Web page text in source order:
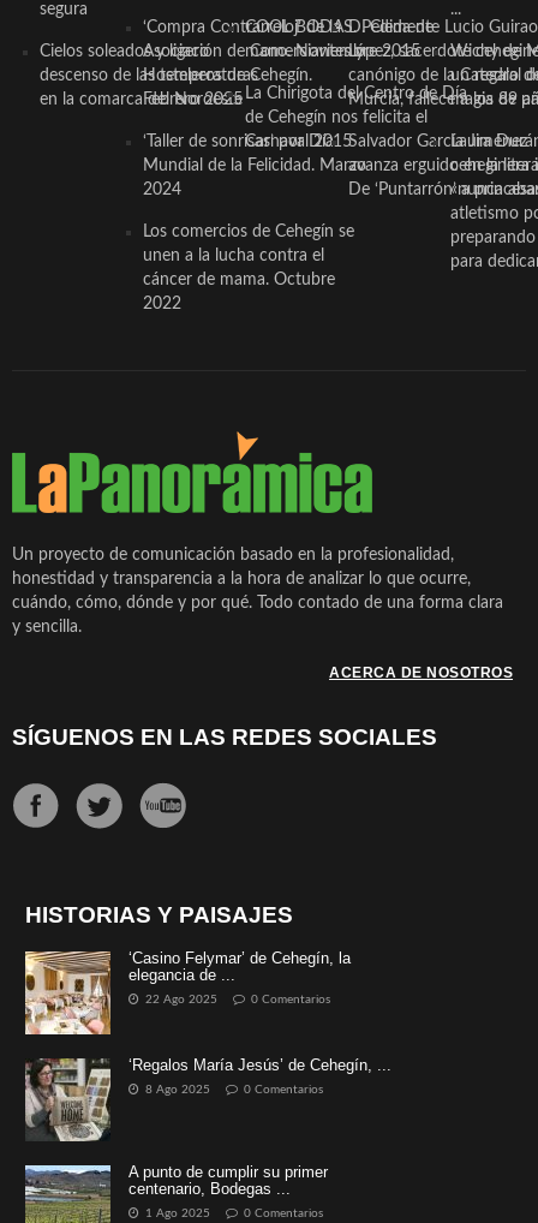
segura
Cielos soleados y ligero
descenso de las temperaturas
en la comarca del Noroeste
‘Compra Contrarreloj’ de la
Asociación de Comerciantes y
Hosteleros de Cehegín.
Febrero 2025
‘Taller de sonrisas’ por Día
Mundial de la Felicidad. Marzo
2024
Los comercios de Cehegín se
unen a la lucha contra el
cáncer de mama. Octubre
2022
COOL BODAS. Pedida de
mano. Noviembre 2015
La Chirigota del Centro de Día
de Cehegín nos felicita el
Carnaval 2015
D. Clemente Lucio Guirao
López, sacerdote
canónigo de la Catedral
Murcia, fallece a los 89
Salvador García Jiménez
avanza erguido en la
De ‘Puntarrón’ a
...
Wichy de
un regalo
magia de
Laura
ceheginera
«nunca
atletismo
para
Un proyecto de comunicación basado en la profesionalidad,
honestidad y transparencia a la hora de analizar lo que ocurre,
cuándo, cómo, dónde y por qué. Todo contado de una forma clara
y sencilla.
ACERCA DE NOSOTROS
SÍGUENOS EN LAS REDES SOCIALES
HISTORIAS Y PAISAJES
‘Casino Felymar’ de Cehegín, la
elegancia de ...
22 Ago 2025 0 Comentarios
‘Regalos María Jesús’ de Cehegín, ...
8 Ago 2025 0 Comentarios
A punto de cumplir su primer
centenario, Bodegas ...
1 Ago 2025 0 Comentarios